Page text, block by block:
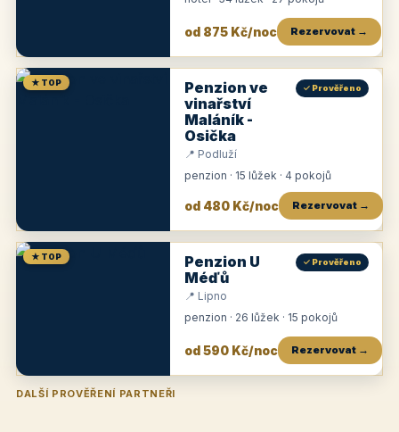
od 875 Kč/noc Rezervovat →
★ TOP
Penzion ve
vinařství
Maláník -
Osička
✓ Prověřeno
📍 Podluží
penzion · 15 lůžek · 4 pokojů
od 480 Kč/noc Rezervovat →
★ TOP
Penzion U
Méďů
✓ Prověřeno
📍 Lipno
penzion · 26 lůžek · 15 pokojů
od 590 Kč/noc Rezervovat →
DALŠÍ PROVĚŘENÍ PARTNEŘI
Penzion U Zámku Pension Faber